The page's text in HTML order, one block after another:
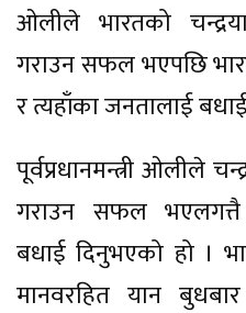
ओलीले भारतको
गराउन सफल भएपछि
र त्यहाँका जनतालाई
पूर्वप्रधानमन्त्री ओलीले
गराउन सफल भएलगत्तै
बधाई दिनुभएको हो ।
मानवरहित यान